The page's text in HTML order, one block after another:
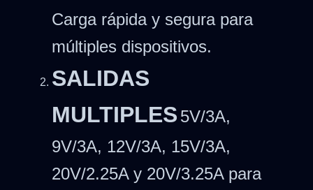
Carga rápida y segura para
múltiples dispositivos.
SALIDAS
MULTIPLES 5V/3A,
9V/3A, 12V/3A, 15V/3A,
20V/2.25A y 20V/3.25A para